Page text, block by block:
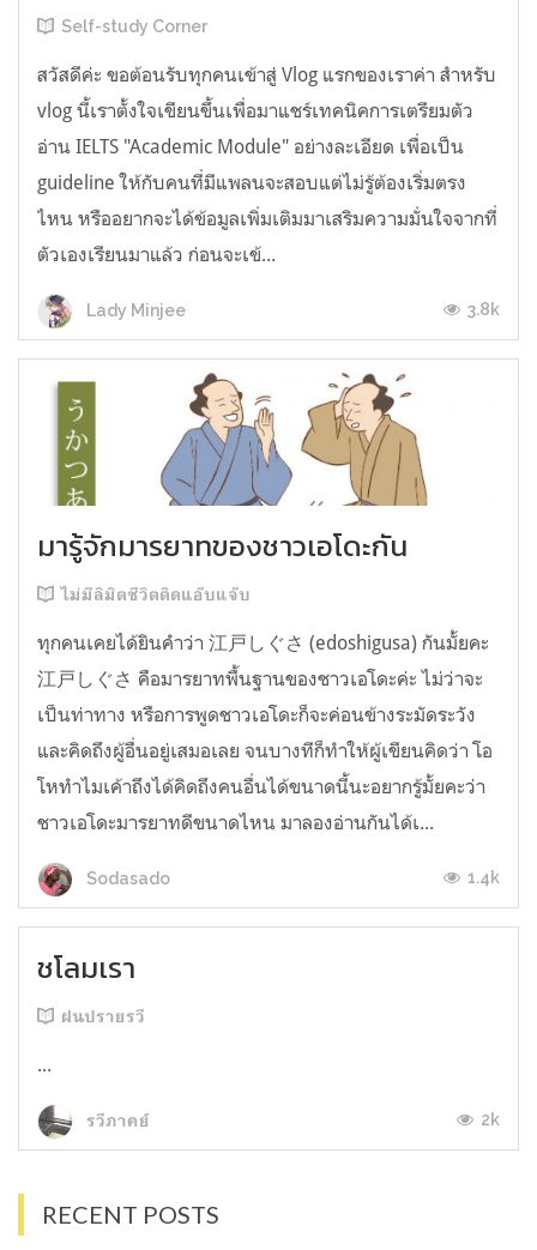
Self-study Corner
สวัสดีค่ะ ขอต้อนรับทุกคนเข้าสู่ Vlog แรกของเราค่า สำหรับ
vlog นี้เราตั้งใจเขียนขึ้นเพื่อมาแชร์เทคนิคการเตรียมตัว
อ่าน IELTS "Academic Module" อย่างละเอียด เพื่อเป็น
guideline ให้กับคนที่มีแพลนจะสอบแต่ไม่รู้ต้องเริ่มตรง
ไหน หรืออยากจะได้ข้อมูลเพิ่มเติมมาเสริมความมั่นใจจากที่
ตัวเองเรียนมาแล้ว ก่อนจะเข้...
Lady Minjee 3.8k
มารู้จักมารยาทของชาวเอโดะกัน
ไม่มีลิมิตชีวิตติดแอ๊บแจ๊บ
ทุกคนเคยได้ยินคำว่า 江戸しぐさ (edoshigusa) กันมั้ยคะ
江戸しぐさ คือมารยาทพื้นฐานของชาวเอโดะค่ะ ไม่ว่าจะ
เป็นท่าทาง หรือการพูดชาวเอโดะก็จะค่อนข้างระมัดระวัง
และคิดถึงผู้อื่นอยู่เสมอเลย จนบางทีก็ทำให้ผู้เขียนคิดว่า โอ
โหทำไมเค้าถึงได้คิดถึงคนอื่นได้ขนาดนี้นะอยากรู้มั้ยคะว่า
ชาวเอโดะมารยาทดีขนาดไหน มาลองอ่านกันได้เ...
Sodasado 1.4k
ชโลมเรา
ฝนปรายรวี
...
รวีภาคย์ 2k
RECENT POSTS